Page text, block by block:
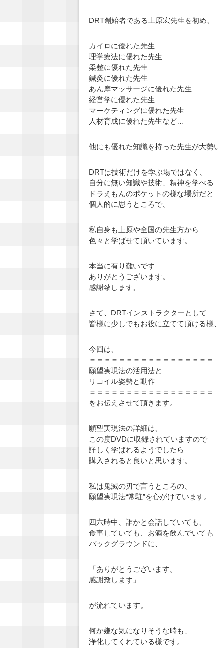
DRT創始者である上原宏先生を初め、
カイロに優れた先生
理学療法に優れた先生
柔整に優れた先生
鍼灸に優れた先生
あん摩マッサージに優れた先生
経営学に優れた先生
マーケティングに優れた先生
人材育成に優れた先生など…
他にも優れた知識を持った先生が大勢
DRTは技術だけを学ぶ場ではなく、
自分に無い知識や技術、精神を学べる
ドラえもんのポケットの様な場所だと
個人的に思うところで、
私自身も上原や全国の先生方から
色々と学ばせて頂いています。
本当に有り難いです
ありがとうございます。
感謝致します。
さて、DRTインストラクターとして
皆様に少しでもお役に立てて頂ける様、
今回は、
＝＝＝＝＝＝＝＝＝＝＝＝＝＝＝＝＝
願望実現法の活用法と
リコイル姿勢と動作
＝＝＝＝＝＝＝＝＝＝＝＝＝＝＝＝＝
をお伝えさせて頂きます。
願望実現法の詳細は、
この度DVDに収録されていますので
詳しく学ばれるようでしたら
購入されると良いと思います。
私は鬼滅の刃で言うところの、
願望実現法“常駐”を心がけています。
四六時中、誰かと会話していても、
食事していても、お酒を飲んでいても
バックグラウンドに、
「ありがとうございます。
感謝致します」
が流れています。
何か嫌な気になりそうな時も、
浄化してくれている様です。